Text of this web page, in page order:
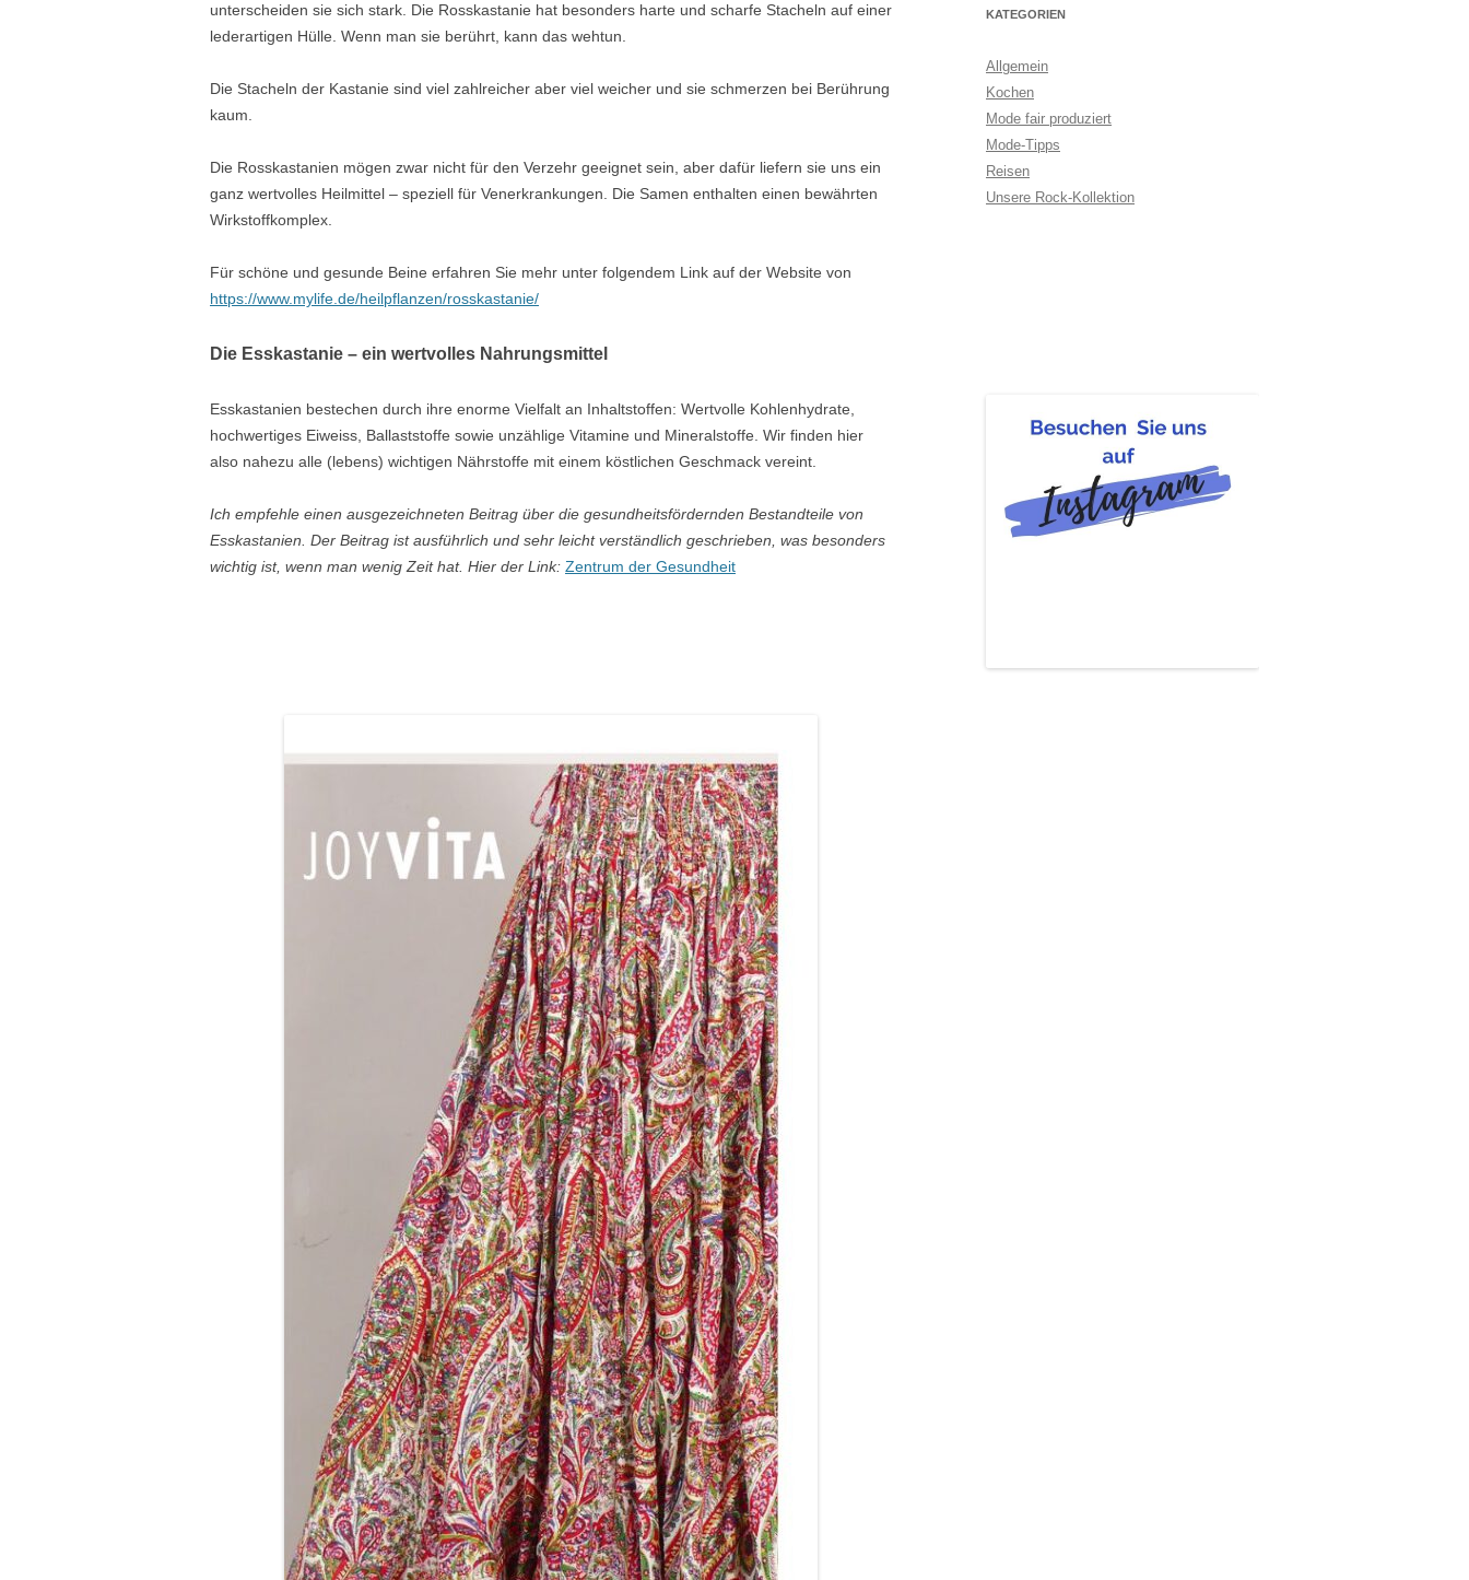
unterscheiden sie sich stark. Die Rosskastanie hat besonders harte und scharfe Stacheln auf einer
lederartigen Hülle. Wenn man sie berührt, kann das wehtun.
Die Stacheln der Kastanie sind viel zahlreicher aber viel weicher und sie schmerzen bei Berührung
kaum.
Die Rosskastanien mögen zwar nicht für den Verzehr geeignet sein, aber dafür liefern sie uns ein
ganz wertvolles Heilmittel – speziell für Venerkrankungen. Die Samen enthalten einen bewährten
Wirkstoffkomplex.
Für schöne und gesunde Beine erfahren Sie mehr unter folgendem Link auf der Website von
https://www.mylife.de/heilpflanzen/rosskastanie/
Die Esskastanie – ein wertvolles Nahrungsmittel
Esskastanien bestechen durch ihre enorme Vielfalt an Inhaltstoffen: Wertvolle Kohlenhydrate,
hochwertiges Eiweiss, Ballaststoffe sowie unzählige Vitamine und Mineralstoffe. Wir finden hier
also nahezu alle (lebens) wichtigen Nährstoffe mit einem köstlichen Geschmack vereint.
Ich empfehle einen ausgezeichneten Beitrag über die gesundheitsfördernden Bestandteile von
Esskastanien. Der Beitrag ist ausführlich und sehr leicht verständlich geschrieben, was besonders
wichtig ist, wenn man wenig Zeit hat. Hier der Link: Zentrum der Gesundheit
KATEGORIEN
Allgemein
Kochen
Mode fair produziert
Mode-Tipps
Reisen
Unsere Rock-Kollektion